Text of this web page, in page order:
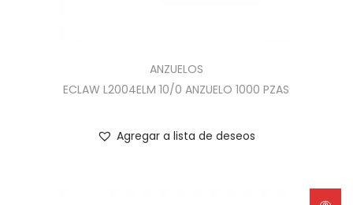
ANZUELOS
ECLAW L2004ELM 10/0 ANZUELO 1000 PZAS
Agregar a lista de deseos